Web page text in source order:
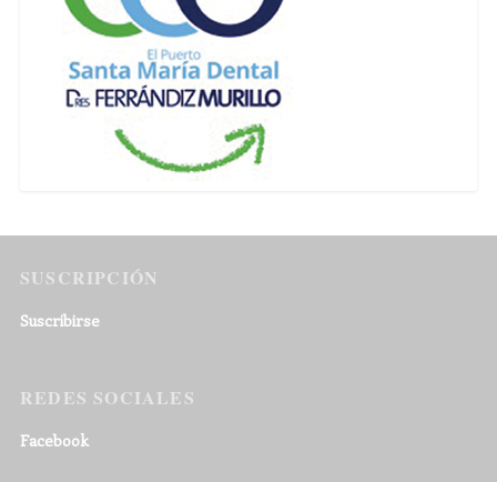
SUSCRIPCIÓN
Suscribirse
REDES SOCIALES
Facebook